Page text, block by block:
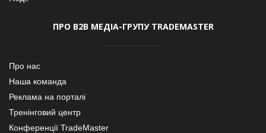
ПРО В2В МЕДІА-ГРУПУ TRADEMASTER
Про нас
Наша команда
Реклама на порталі
Тренінговий центр
Конференції TradeMaster